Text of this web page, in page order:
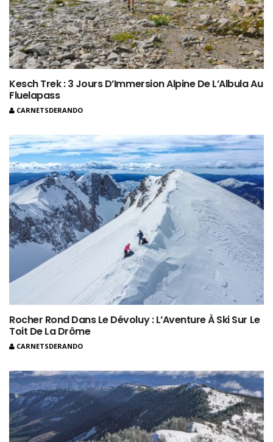
Kesch Trek : 3 Jours D’Immersion Alpine De L’Albula Au
Fluelapass
CARNETSDERANDO
Rocher Rond Dans Le Dévoluy : L’Aventure À Ski Sur Le
Toit De La Drôme
CARNETSDERANDO